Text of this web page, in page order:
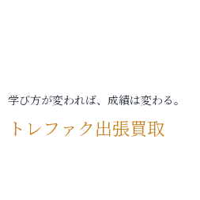
学び方が変われば、成績は変わる。
トレファク出張買取